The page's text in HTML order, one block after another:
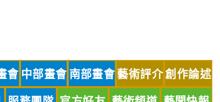
會 中部畫會 南部畫會藝術評介創作論述